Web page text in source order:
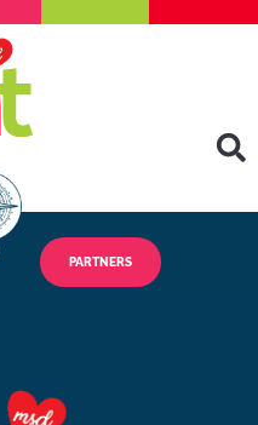
PARTNERS